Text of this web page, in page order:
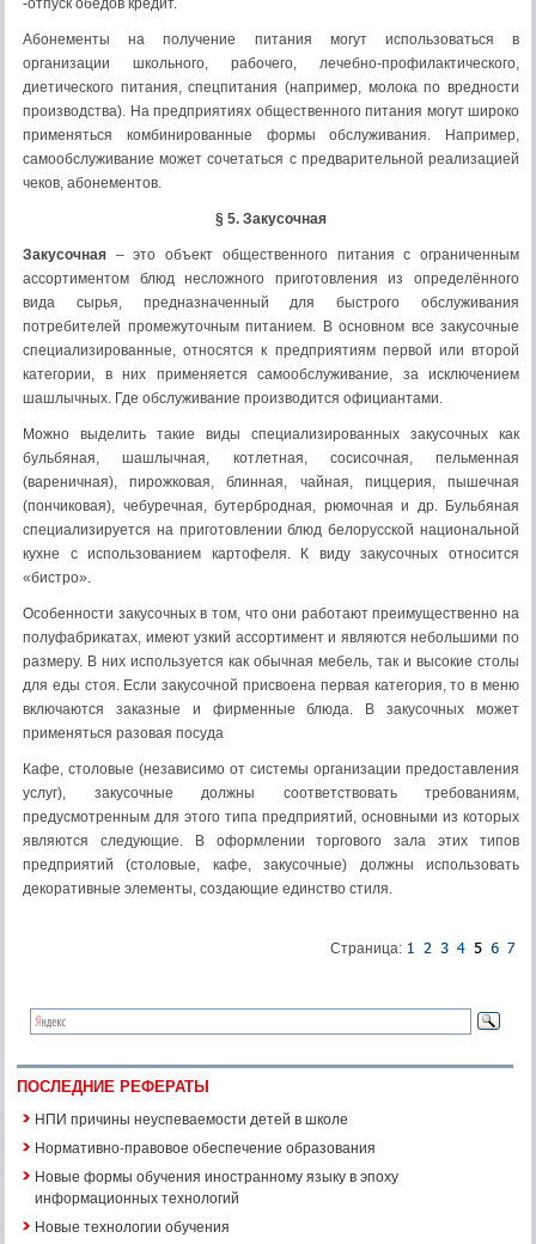
-отпуск обедов кредит.
Абонементы на получение питания могут использоваться в
организации школьного, рабочего, лечебно-профилактического,
диетического питания, спецпитания (например, молока по вредности
производства). На предприятиях общественного питания могут широко
применяться комбинированные формы обслуживания. Например,
самообслуживание может сочетаться с предварительной реализацией
чеков, абонементов.
§ 5. Закусочная
Закусочная – это объект общественного питания с ограниченным
ассортиментом блюд несложного приготовления из определённого
вида сырья, предназначенный для быстрого обслуживания
потребителей промежуточным питанием. В основном все закусочные
специализированные, относятся к предприятиям первой или второй
категории, в них применяется самообслуживание, за исключением
шашлычных. Где обслуживание производится официантами.
Можно выделить такие виды специализированных закусочных как
бульбяная, шашлычная, котлетная, сосисочная, пельменная
(вареничная), пирожковая, блинная, чайная, пиццерия, пышечная
(пончиковая), чебуречная, бутербродная, рюмочная и др. Бульбяная
специализируется на приготовлении блюд белорусской национальной
кухне с использованием картофеля. К виду закусочных относится
«бистро».
Особенности закусочных в том, что они работают преимущественно на
полуфабрикатах, имеют узкий ассортимент и являются небольшими по
размеру. В них используется как обычная мебель, так и высокие столы
для еды стоя. Если закусочной присвоена первая категория, то в меню
включаются заказные и фирменные блюда. В закусочных может
применяться разовая посуда
Кафе, столовые (независимо от системы организации предоставления
услуг), закусочные должны соответствовать требованиям,
предусмотренным для этого типа предприятий, основными из которых
являются следующие. В оформлении торгового зала этих типов
предприятий (столовые, кафе, закусочные) должны использовать
декоративные элементы, создающие единство стиля.
Страница:
ПОСЛЕДНИЕ РЕФЕРАТЫ
НПИ причины неуспеваемости детей в школе
Нормативно-правовое обеспечение образования
Новые формы обучения иностранному языку в эпоху
информационных технологий
Новые технологии обучения